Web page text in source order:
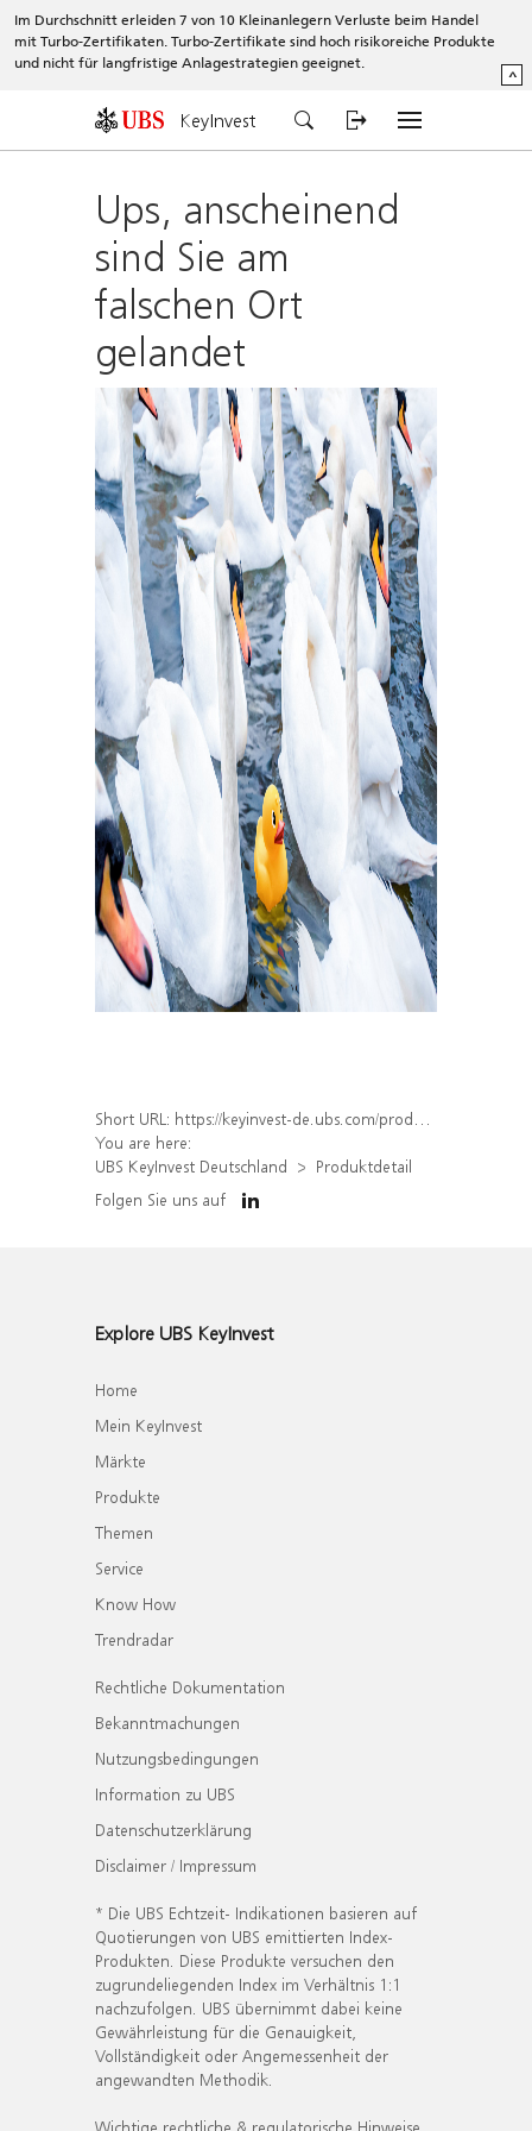
Im Durchschnitt erleiden 7 von 10 Kleinanlegern Verluste beim Handel
mit Turbo-Zertifikaten. Turbo-Zertifikate sind hoch risikoreiche Produkte
und nicht für langfristige Anlagestrategien geeignet.
^
KeyInvest
Ups, anscheinend
sind Sie am
falschen Ort
gelandet
Short URL: https://keyinvest-de.ubs.com/produkt/detail/index/isin/DE000WA4Q3Q6
You are here:
UBS KeyInvest Deutschland
Produktdetail
Folgen Sie uns auf
Explore UBS KeyInvest
Home
Mein KeyInvest
Märkte
Produkte
Themen
Service
Know How
Trendradar
Rechtliche Dokumentation
Bekanntmachungen
Nutzungsbedingungen
Information zu UBS
Datenschutzerklärung
Disclaimer / Impressum
* Die UBS Echtzeit- Indikationen basieren auf
Quotierungen von UBS emittierten Index-
Produkten. Diese Produkte versuchen den
zugrundeliegenden Index im Verhältnis 1:1
nachzufolgen. UBS übernimmt dabei keine
Gewährleistung für die Genauigkeit,
Vollständigkeit oder Angemessenheit der
angewandten Methodik.